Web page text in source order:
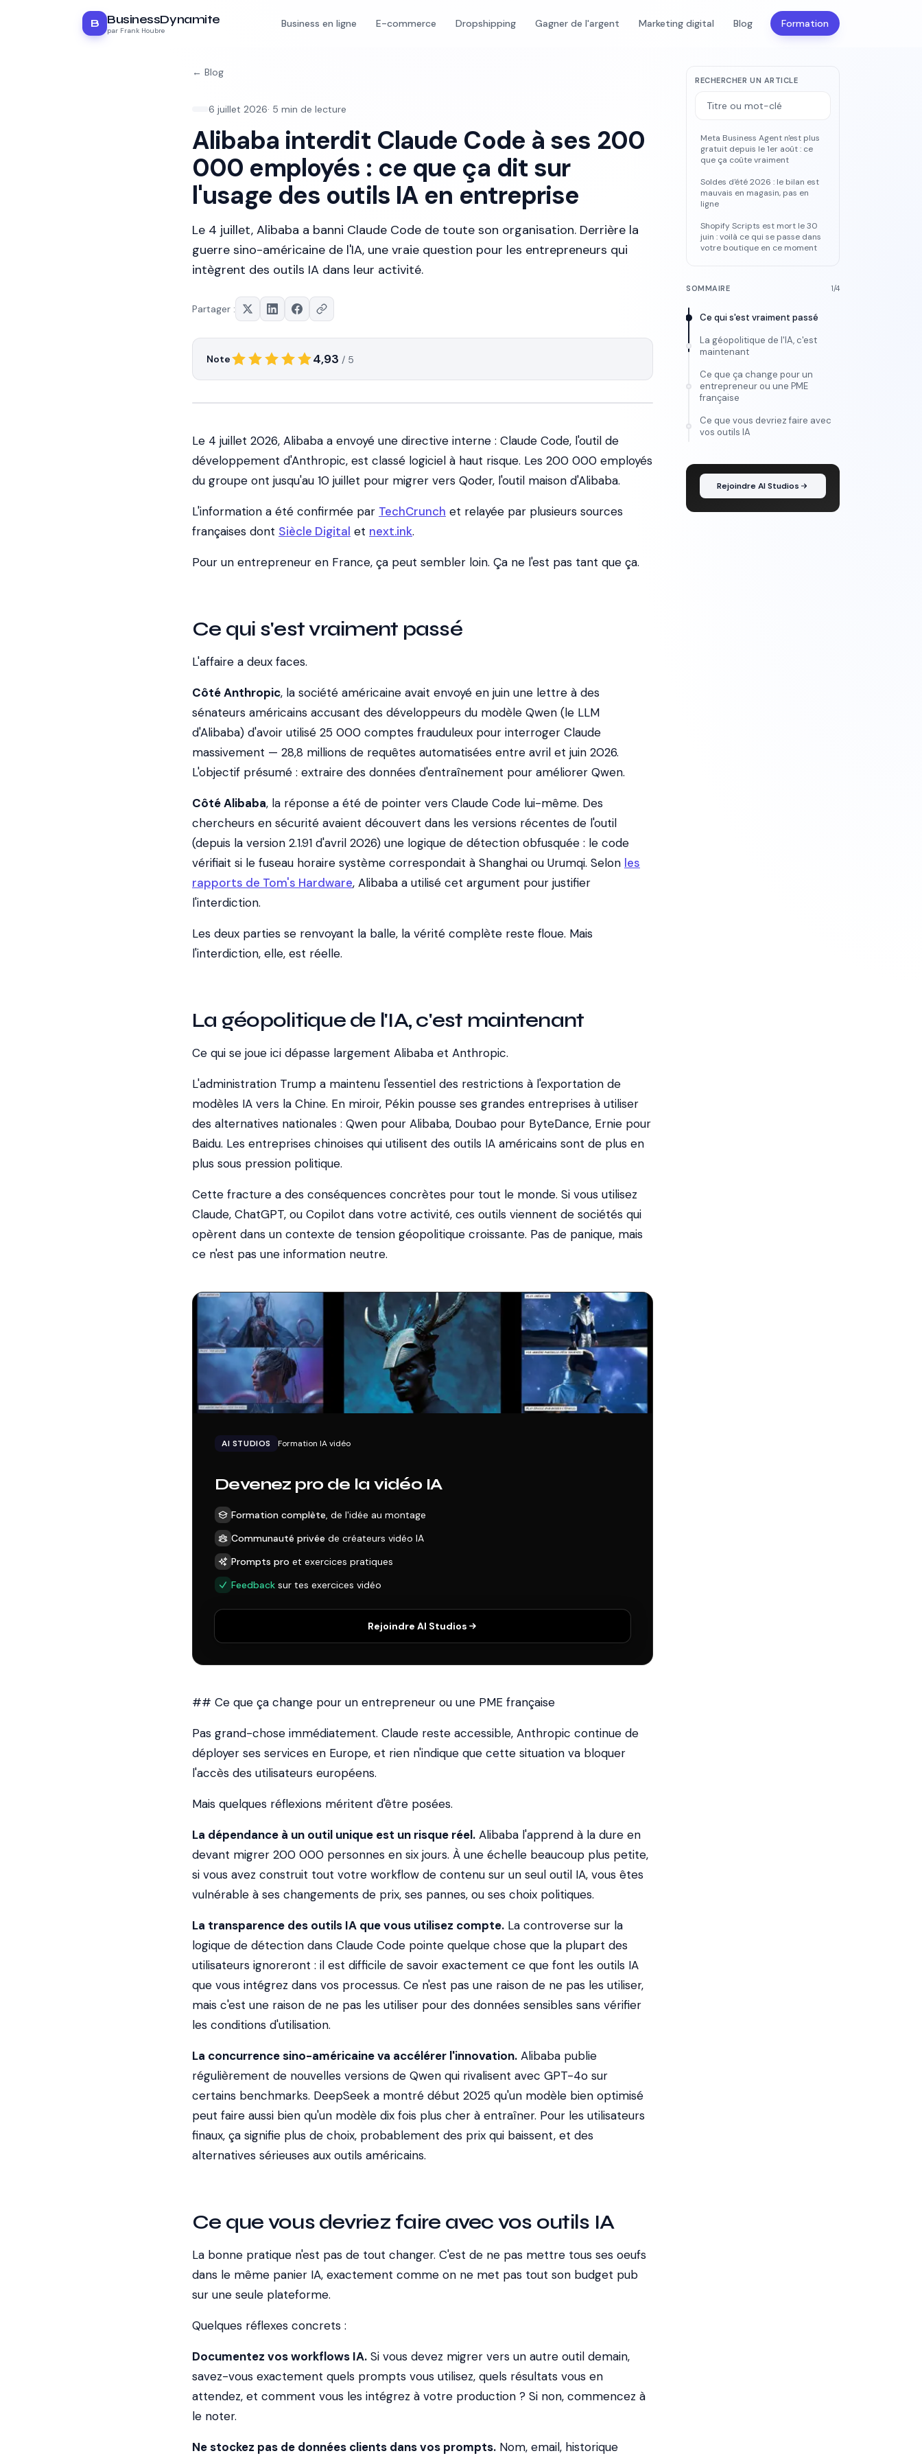
B BusinessDynamite
par Frank Houbre
Business en ligne E-commerce Dropshipping Gagner de l'argent Marketing digital Blog Formation
← Blog
6 juillet 2026· 5 min de lecture
Alibaba interdit Claude Code à ses 200
000 employés : ce que ça dit sur
l'usage des outils IA en entreprise
Le 4 juillet, Alibaba a banni Claude Code de toute son organisation. Derrière la
guerre sino-américaine de l'IA, une vraie question pour les entrepreneurs qui
intègrent des outils IA dans leur activité.
Partager :
Note 4,93 / 5
Le 4 juillet 2026, Alibaba a envoyé une directive interne : Claude Code, l'outil de
développement d'Anthropic, est classé logiciel à haut risque. Les 200 000 employés
du groupe ont jusqu'au 10 juillet pour migrer vers Qoder, l'outil maison d'Alibaba.
L'information a été confirmée par TechCrunch et relayée par plusieurs sources
françaises dont Siècle Digital et next.ink.
Pour un entrepreneur en France, ça peut sembler loin. Ça ne l'est pas tant que ça.
Ce qui s'est vraiment passé
L'affaire a deux faces.
Côté Anthropic, la société américaine avait envoyé en juin une lettre à des
sénateurs américains accusant des développeurs du modèle Qwen (le LLM
d'Alibaba) d'avoir utilisé 25 000 comptes frauduleux pour interroger Claude
massivement — 28,8 millions de requêtes automatisées entre avril et juin 2026.
L'objectif présumé : extraire des données d'entraînement pour améliorer Qwen.
Côté Alibaba, la réponse a été de pointer vers Claude Code lui-même. Des
chercheurs en sécurité avaient découvert dans les versions récentes de l'outil
(depuis la version 2.1.91 d'avril 2026) une logique de détection obfusquée : le code
vérifiait si le fuseau horaire système correspondait à Shanghai ou Urumqi. Selon les
rapports de Tom's Hardware, Alibaba a utilisé cet argument pour justifier
l'interdiction.
Les deux parties se renvoyant la balle, la vérité complète reste floue. Mais
l'interdiction, elle, est réelle.
La géopolitique de l'IA, c'est maintenant
Ce qui se joue ici dépasse largement Alibaba et Anthropic.
L'administration Trump a maintenu l'essentiel des restrictions à l'exportation de
modèles IA vers la Chine. En miroir, Pékin pousse ses grandes entreprises à utiliser
des alternatives nationales : Qwen pour Alibaba, Doubao pour ByteDance, Ernie pour
Baidu. Les entreprises chinoises qui utilisent des outils IA américains sont de plus en
plus sous pression politique.
Cette fracture a des conséquences concrètes pour tout le monde. Si vous utilisez
Claude, ChatGPT, ou Copilot dans votre activité, ces outils viennent de sociétés qui
opèrent dans un contexte de tension géopolitique croissante. Pas de panique, mais
ce n'est pas une information neutre.
AI STUDIOS Formation IA vidéo
Devenez pro de la vidéo IA
Formation complète, de l'idée au montage
Communauté privée de créateurs vidéo IA
Prompts pro et exercices pratiques
Feedback sur tes exercices vidéo
Rejoindre AI Studios
## Ce que ça change pour un entrepreneur ou une PME française
Pas grand-chose immédiatement. Claude reste accessible, Anthropic continue de
déployer ses services en Europe, et rien n'indique que cette situation va bloquer
l'accès des utilisateurs européens.
Mais quelques réflexions méritent d'être posées.
La dépendance à un outil unique est un risque réel. Alibaba l'apprend à la dure en
devant migrer 200 000 personnes en six jours. À une échelle beaucoup plus petite,
si vous avez construit tout votre workflow de contenu sur un seul outil IA, vous êtes
vulnérable à ses changements de prix, ses pannes, ou ses choix politiques.
La transparence des outils IA que vous utilisez compte. La controverse sur la
logique de détection dans Claude Code pointe quelque chose que la plupart des
utilisateurs ignoreront : il est difficile de savoir exactement ce que font les outils IA
que vous intégrez dans vos processus. Ce n'est pas une raison de ne pas les utiliser,
mais c'est une raison de ne pas les utiliser pour des données sensibles sans vérifier
les conditions d'utilisation.
La concurrence sino-américaine va accélérer l'innovation. Alibaba publie
régulièrement de nouvelles versions de Qwen qui rivalisent avec GPT-4o sur
certains benchmarks. DeepSeek a montré début 2025 qu'un modèle bien optimisé
peut faire aussi bien qu'un modèle dix fois plus cher à entraîner. Pour les utilisateurs
finaux, ça signifie plus de choix, probablement des prix qui baissent, et des
alternatives sérieuses aux outils américains.
Ce que vous devriez faire avec vos outils IA
La bonne pratique n'est pas de tout changer. C'est de ne pas mettre tous ses oeufs
dans le même panier IA, exactement comme on ne met pas tout son budget pub
sur une seule plateforme.
Quelques réflexes concrets :
Documentez vos workflows IA. Si vous devez migrer vers un autre outil demain,
savez-vous exactement quels prompts vous utilisez, quels résultats vous en
attendez, et comment vous les intégrez à votre production ? Si non, commencez à
le noter.
Ne stockez pas de données clients dans vos prompts. Nom, email, historique
RECHERCHER UN ARTICLE
Meta Business Agent n'est plus
gratuit depuis le 1er août : ce
que ça coûte vraiment
Soldes d'été 2026 : le bilan est
mauvais en magasin, pas en
ligne
Shopify Scripts est mort le 30
juin : voilà ce qui se passe dans
votre boutique en ce moment
SOMMAIRE 1/4
Ce qui s'est vraiment passé
La géopolitique de l'IA, c'est
maintenant
Ce que ça change pour un
entrepreneur ou une PME
française
Ce que vous devriez faire avec
vos outils IA
FORMATION
Rejoindre AI Studios